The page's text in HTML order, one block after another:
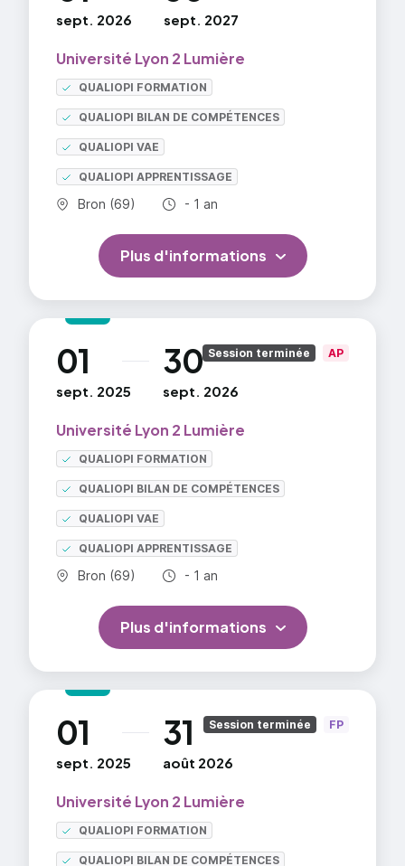
sept. 2026 sept. 2027
Université Lyon 2 Lumière
QUALIOPI FORMATION
QUALIOPI BILAN DE COMPÉTENCES
QUALIOPI VAE
QUALIOPI APPRENTISSAGE
Commune :
Bron (69) Durée totale :
- 1 an
Plus d'informations
01
sept. 2025
au 30
sept. 2026
Université Lyon 2 Lumière
QUALIOPI FORMATION
QUALIOPI BILAN DE COMPÉTENCES
QUALIOPI VAE
QUALIOPI APPRENTISSAGE
Commune :
Bron (69) Durée totale :
- 1 an
Session terminée AP
Plus d'informations
01
sept. 2025
au 31
août 2026
Université Lyon 2 Lumière
QUALIOPI FORMATION
QUALIOPI BILAN DE COMPÉTENCES
Session terminée FP